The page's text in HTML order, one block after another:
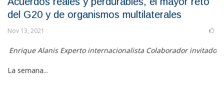
del G20 y de organismos multilaterales
Nov 13, 2021
Enrique Alanis Experto internacionalista Colaborador invitado
La semana...